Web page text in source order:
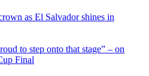
as El Salvador shines in
to step onto that stage” – on
Final